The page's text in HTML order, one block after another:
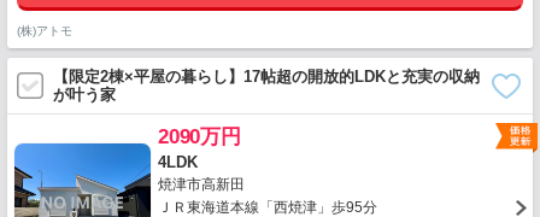
(株)アトモ
【限定2棟×平屋の暮らし】17帖超の開放的LDKと充実の収納
が叶う家
2090万円
4LDK
焼津市高新田
ＪＲ東海道本線「西焼津」歩95分